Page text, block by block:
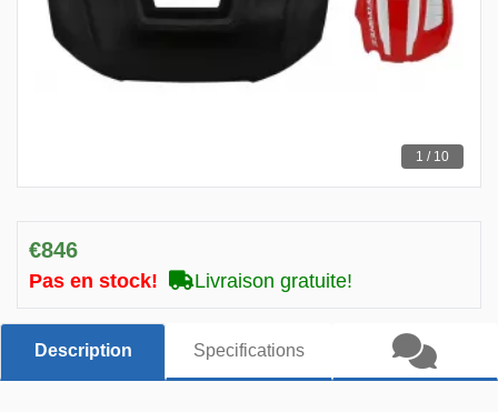
1 / 10
€846
Pas en stock! Livraison gratuite!
Description Specifications